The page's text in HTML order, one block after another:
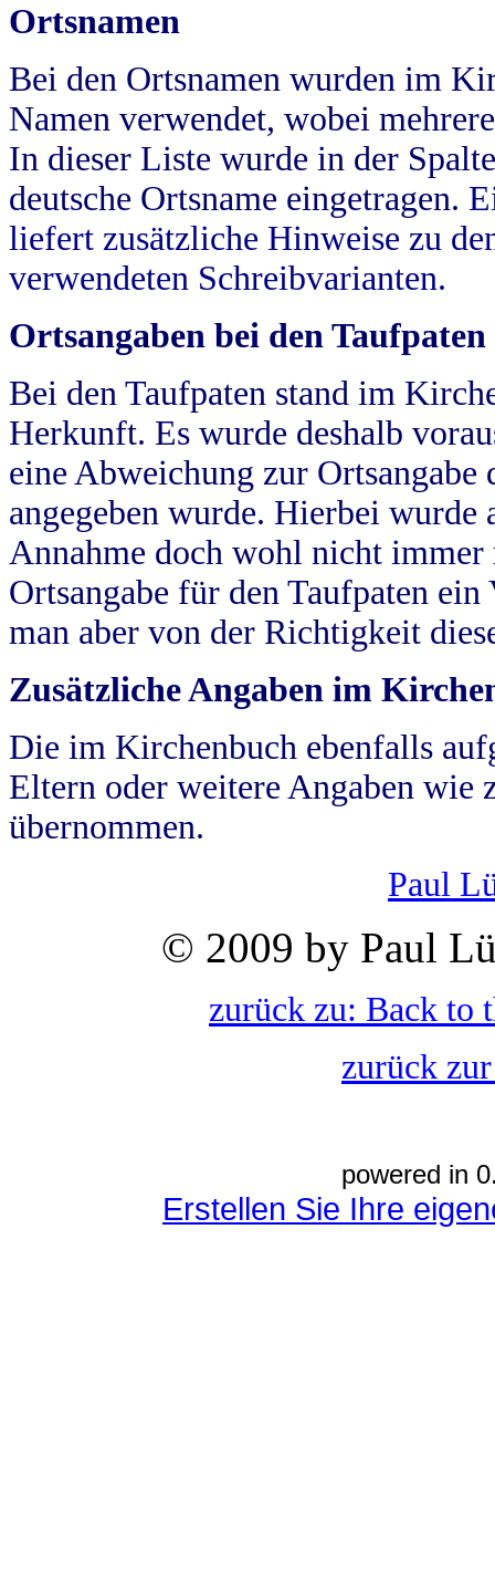
Ortsnamen
Bei den Ortsnamen wurden im
Namen verwendet, wobei
In dieser Liste wurde in der
deutsche Ortsname eingetragen.
liefert zusätzliche Hinweise zu
verwendeten Schreibvarianten.
Ortsangaben bei den Taufpaten
Bei den Taufpaten stand im
Herkunft. Es wurde deshalb
eine Abweichung zur
angegeben wurde. Hierbei wurde
Annahme doch wohl nicht
Ortsangabe für den Taufpaten
man aber von der Richtigkeit
Zusätzliche Angaben im
Die im Kirchenbuch ebenfalls
Eltern oder weitere Angaben wie
übernommen.
Paul
© 2009 by Paul
zurück zu: Back to
zurück
powered in
Erstellen Sie Ihre